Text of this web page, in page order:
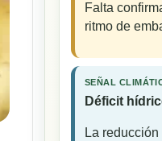
Falta
ritmo de
SEÑAL
Déficit
La